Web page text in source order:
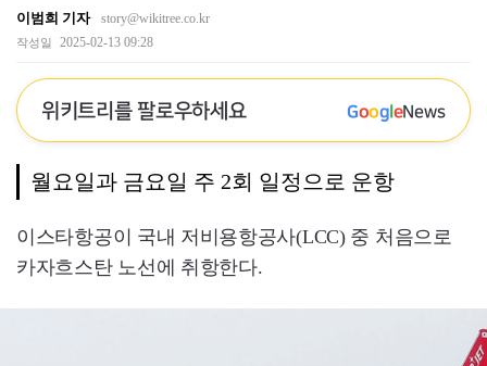
이범희 기자 story@wikitree.co.kr
작성일 2025-02-13 09:28
위키트리를 팔로우하세요 GoogleNews
월요일과 금요일 주 2회 일정으로 운항
이스타항공이 국내 저비용항공사(LCC) 중 처음으로
카자흐스탄 노선에 취항한다.